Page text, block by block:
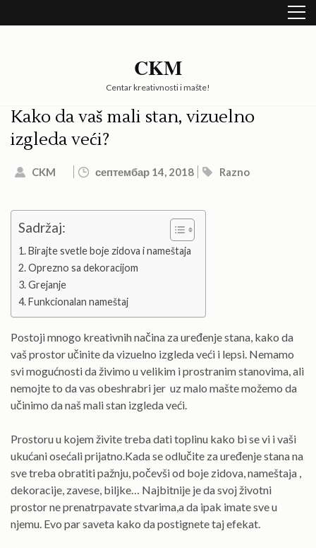
to
CKM
Centar kreativnosti i mašte!
Kako da vaš mali stan, vizuelno
izgleda veći?
CKM септембар 14, 2018 Razno
Sadržaj:
Birajte svetle boje zidova i nameštaja
Oprezno sa dekoracijom
Grejanje
Funkcionalan nameštaj
Postoji mnogo kreativnih načina za uređenje stana, kako da
vaš prostor učinite da vizuelno izgleda veći i lepsi. Nemamo
svi mogućnosti da živimo u velikim i prostranim stanovima, ali
nemojte to da vas obeshrabri jer uz malo mašte možemo da
učinimo da naš mali stan izgleda veći.
Prostoru u kojem živite treba dati toplinu kako bi se vi i vaši
ukućani osećali prijatno.Kada se odlučite za uređenje stana na
sve treba obratiti pažnju, počevši od boje zidova, nameštaja ,
dekoracije, zavese, biljke… Najbitnije je da svoj životni
prostor ne prenatrpavate stvarima,a da ipak imate sve u
njemu. Evo par saveta kako da postignete taj efekat.